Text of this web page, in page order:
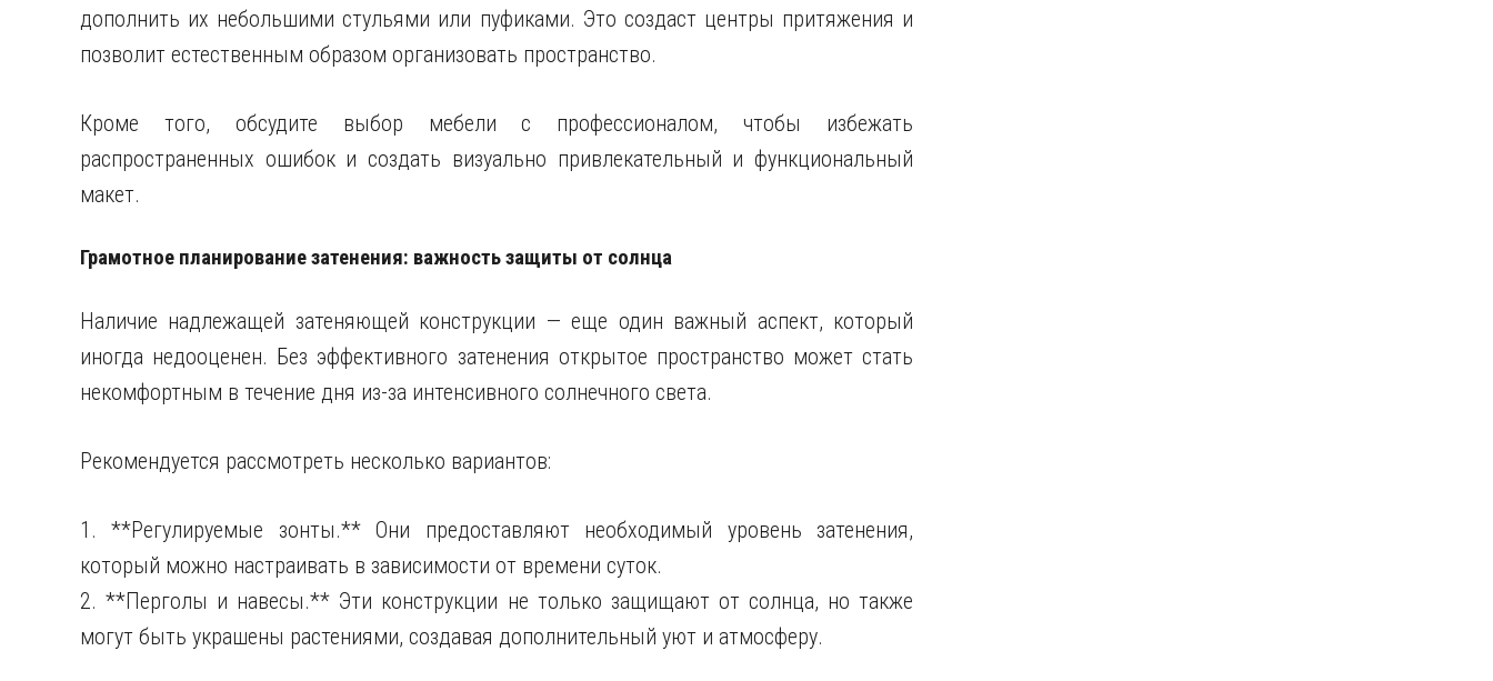
дополнить их небольшими стульями или пуфиками. Это создаст центры притяжения и
позволит естественным образом организовать пространство.
Кроме того, обсудите выбор мебели с профессионалом, чтобы избежать
распространенных ошибок и создать визуально привлекательный и функциональный
макет.
Грамотное планирование затенения: важность защиты от солнца
Наличие надлежащей затеняющей конструкции — еще один важный аспект, который
иногда недооценен. Без эффективного затенения открытое пространство может стать
некомфортным в течение дня из-за интенсивного солнечного света.
Рекомендуется рассмотреть несколько вариантов:
1. **Регулируемые зонты.** Они предоставляют необходимый уровень затенения,
который можно настраивать в зависимости от времени суток.
2. **Перголы и навесы.** Эти конструкции не только защищают от солнца, но также
могут быть украшены растениями, создавая дополнительный уют и атмосферу.